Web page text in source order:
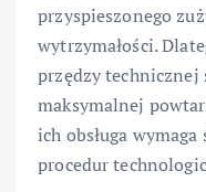
przyspieszonego
wytrzymałości.
przędzy technicznej
maksymalnej
ich obsługa
procedur